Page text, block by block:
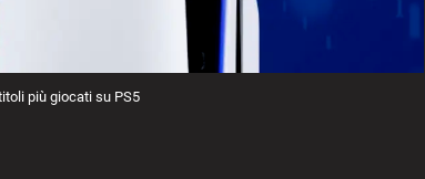
più giocati su PS5